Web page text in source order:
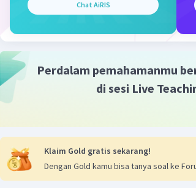
Beri Rating·0.0(0) Balas
Chat AiRIS
Perdalam pemahamanmu
di sesi Live
Klaim Gold gratis sekarang!
Dengan Gold kamu bisa tanya soal ke